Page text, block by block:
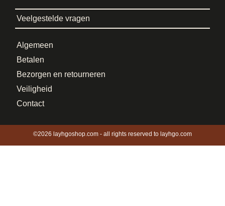
Veelgestelde vragen
Algemeen
Betalen
Bezorgen en retourneren
Veiligheid
Contact
©2026 layhgoshop.com - all rights reserved to layhgo.com